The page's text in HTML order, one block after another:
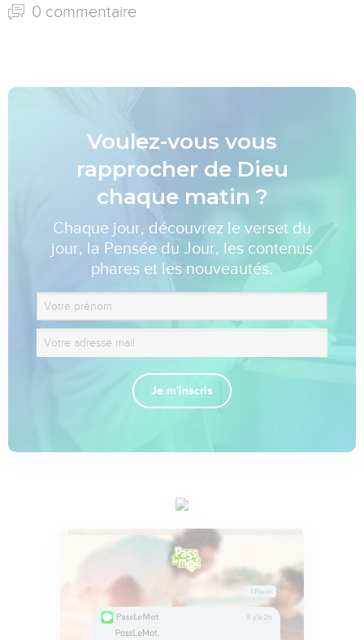
0 commentaire
Voulez-vous vous
rapprocher de Dieu
chaque matin ?
Chaque jour, découvrez le verset du
jour, la Pensée du Jour, les contenus
phares et les nouveautés.
Je m'inscris